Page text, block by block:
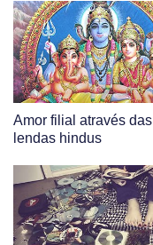
Amor filial através das
lendas hindus